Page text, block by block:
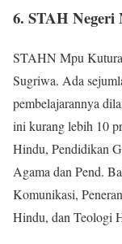
6. STAH
STAHN Mpu
Sugriwa. Ada
pembelajarannya
ini kurang lebih 10
Hindu, Pendidikan
Agama dan Pend.
Komunikasi,
Hindu, dan Teologi